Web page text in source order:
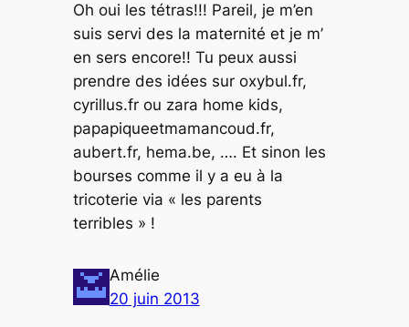
Oh oui les tétras!!! Pareil, je m’en
suis servi des la maternité et je m’
en sers encore!! Tu peux aussi
prendre des idées sur oxybul.fr,
cyrillus.fr ou zara home kids,
papapiqueetmamancoud.fr,
aubert.fr, hema.be, …. Et sinon les
bourses comme il y a eu à la
tricoterie via « les parents
terribles » !
Amélie
20 juin 2013